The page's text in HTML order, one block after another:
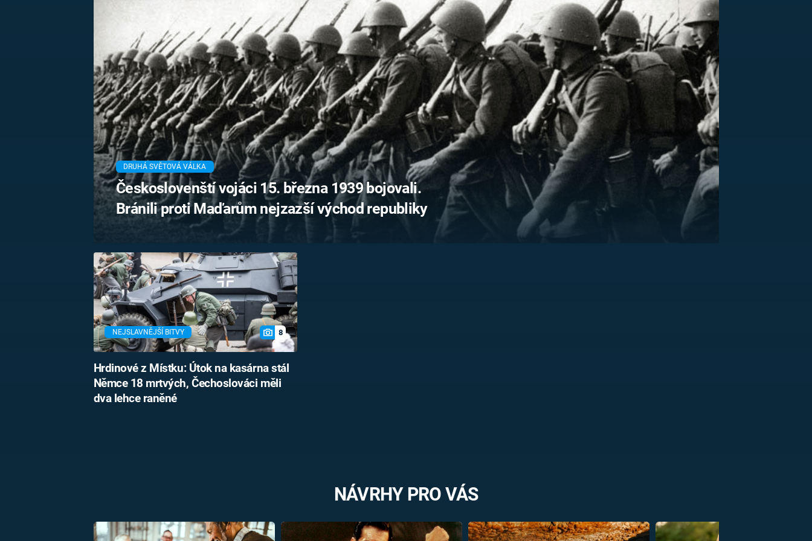
PRVNÍ SVĚTOVÁ
NAPOLEON
BONAPARTE
BRITSKÁ
KRÁLOVSKÁ
RODINA
UFO A
MIMOZEMŠŤANÉ
UTAJENÉ PŘÍBĚHY
ČESKÝCH DĚJIN
ALTERNATIVNÍ
HISTORIE
FILMY VERSUS
REALITA
HORORY VERSUS
REALITA
OPTICKÉ ILUZE A
KLAMY
DRUHÁ SVĚTOVÁ VÁLKA
Českoslovenští vojáci 15. března 1939 bojovali.
Bránili proti Maďarům nejzazší východ republiky
NEJSLAVNĚJŠÍ BITVY 8
Hrdinové z Místku: Útok na kasárna stál
Němce 18 mrtvých, Čechoslováci měli
dva lehce raněné
NÁVRHY PRO VÁS